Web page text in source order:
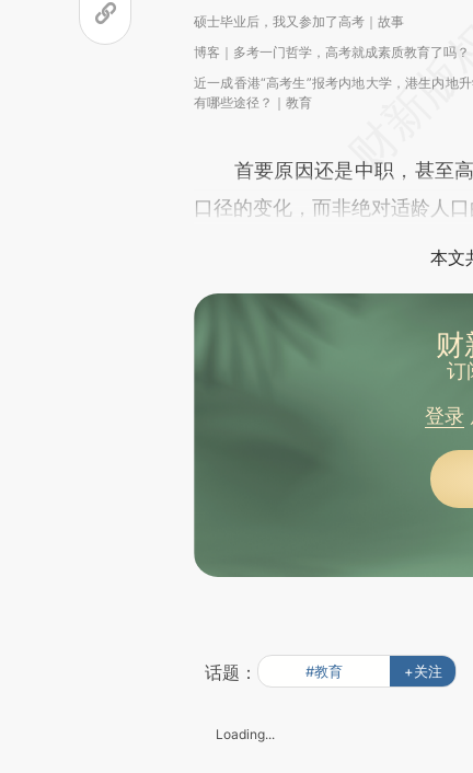
硕士毕业后，我又参加了高考｜故事
博客｜多考一门哲学，高考就成素质教育了吗？
近一成香港“高考生”报考内地大学，港生内地
有哪些途径？｜教育
首要原因还是中职，甚至高
口径的变化，而非绝对适龄人
本文
财
订
登录
话题： #教育 +关注
Loading...